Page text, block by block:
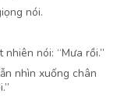
nói.
nói: “Mưa rồi.”
nhìn xuống chân